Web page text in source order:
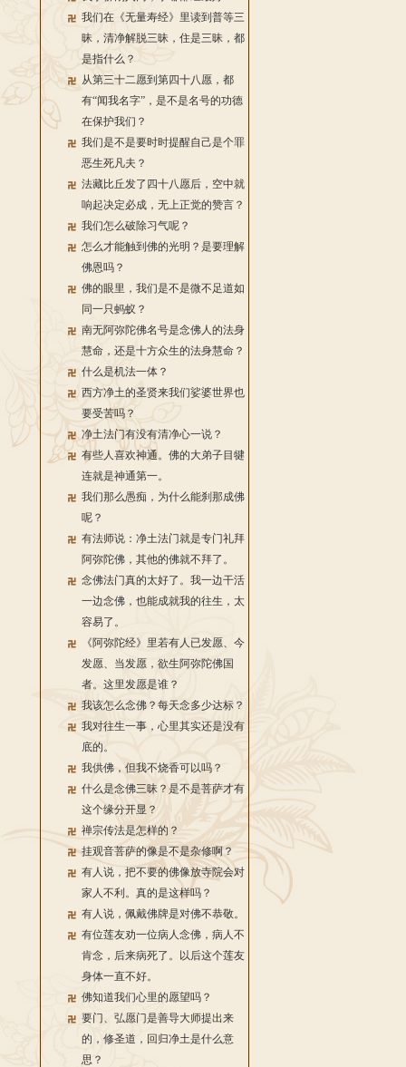
我们在《无量寿经》里读到普等三
昧，清净解脱三昧，住是三昧，都
是指什么？
从第三十二愿到第四十八愿，都
有“闻我名字”，是不是名号的功德
在保护我们？
我们是不是要时时提醒自己是个罪
恶生死凡夫？
法藏比丘发了四十八愿后，空中就
响起决定必成，无上正觉的赞言？
我们怎么破除习气呢？
怎么才能触到佛的光明？是要理解
佛恩吗？
佛的眼里，我们是不是微不足道如
同一只蚂蚁？
南无阿弥陀佛名号是念佛人的法身
慧命，还是十方众生的法身慧命？
什么是机法一体？
西方净土的圣贤来我们娑婆世界也
要受苦吗？
净土法门有没有清净心一说？
有些人喜欢神通。佛的大弟子目犍
连就是神通第一。
我们那么愚痴，为什么能刹那成佛
呢？
有法师说：净土法门就是专门礼拜
阿弥陀佛，其他的佛就不拜了。
念佛法门真的太好了。我一边干活
一边念佛，也能成就我的往生，太
容易了。
《阿弥陀经》里若有人已发愿、今
发愿、当发愿，欲生阿弥陀佛国
者。这里发愿是谁？
我该怎么念佛？每天念多少达标？
我对往生一事，心里其实还是没有
底的。
我供佛，但我不烧香可以吗？
什么是念佛三昧？是不是菩萨才有
这个缘分开显？
禅宗传法是怎样的？
挂观音菩萨的像是不是杂修啊？
有人说，把不要的佛像放寺院会对
家人不利。真的是这样吗？
有人说，佩戴佛牌是对佛不恭敬。
有位莲友劝一位病人念佛，病人不
肯念，后来病死了。以后这个莲友
身体一直不好。
佛知道我们心里的愿望吗？
要门、弘愿门是善导大师提出来
的，修圣道，回归净土是什么意
思？